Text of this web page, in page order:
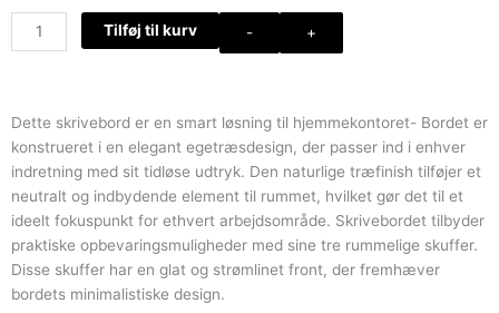
-
Skrivebord
med
lys
eg
antal
+
Tilføj til kurv
Dette skrivebord er en smart løsning til hjemmekontoret- Bordet er
konstrueret i en elegant egetræsdesign, der passer ind i enhver
indretning med sit tidløse udtryk. Den naturlige træfinish tilføjer et
neutralt og indbydende element til rummet, hvilket gør det til et
ideelt fokuspunkt for ethvert arbejdsområde. Skrivebordet tilbyder
praktiske opbevaringsmuligheder med sine tre rummelige skuffer.
Disse skuffer har en glat og strømlinet front, der fremhæver
bordets minimalistiske design.